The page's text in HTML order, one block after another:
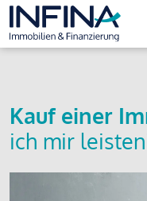
Kauf einer
ich mir